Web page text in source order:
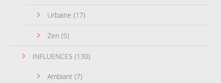
Urbaine (17)
Zen (5)
INFLUENCES (130)
Ambiant (7)